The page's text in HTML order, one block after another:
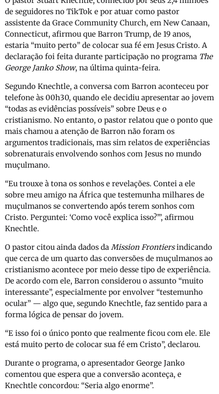
de seguidores no TikTok e por atuar como pastor
assistente da Grace Community Church, em New Canaan,
Connecticut, afirmou que Barron Trump, de 19 anos,
estaria “muito perto” de colocar sua fé em Jesus Cristo. A
declaração foi feita durante participação no programa The
George Janko Show, na última quinta-feira.
Segundo Knechtle, a conversa com Barron aconteceu por
telefone às 00h30, quando ele decidiu apresentar ao jovem
“todas as evidências possíveis” sobre Deus e o
cristianismo. No entanto, o pastor relatou que o ponto que
mais chamou a atenção de Barron não foram os
argumentos tradicionais, mas sim relatos de experiências
sobrenaturais envolvendo sonhos com Jesus no mundo
muçulmano.
“Eu trouxe à tona os sonhos e revelações. Contei a ele
sobre meu amigo na África que testemunha milhares de
muçulmanos se convertendo após terem sonhos com
Cristo. Perguntei: ‘Como você explica isso?’”, afirmou
Knechtle.
O pastor citou ainda dados da Mission Frontiersindicando
que cerca de um quarto das conversões de muçulmanos ao
cristianismo acontece por meio desse tipo de experiência.
De acordo com ele, Barron considerou o assunto “muito
interessante”, especialmente por envolver “testemunho
ocular” — algo que, segundo Knechtle, faz sentido para a
forma lógica de pensar do jovem.
“E isso foi o único ponto que realmente ficou com ele. Ele
está muito perto de colocar sua fé em Cristo”, declarou.
Durante o programa, o apresentador George Janko
comentou que espera que a conversão aconteça, e
Knechtle concordou: “Seria algo enorme”.